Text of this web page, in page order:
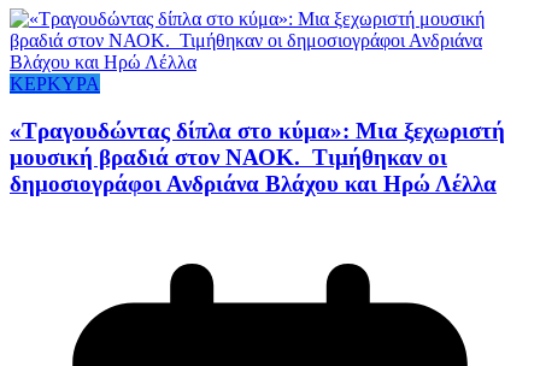
ΚΕΡΚΥΡΑ
«Τραγουδώντας δίπλα στο κύμα»: Μια ξεχωριστή
μουσική βραδιά στον ΝΑΟΚ. Τιμήθηκαν οι
δημοσιογράφοι Ανδριάνα Βλάχου και Ηρώ Λέλλα